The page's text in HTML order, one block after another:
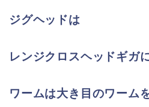
ジグヘッドは
レンジクロスヘッドギガ
ワームは大き目のワーム